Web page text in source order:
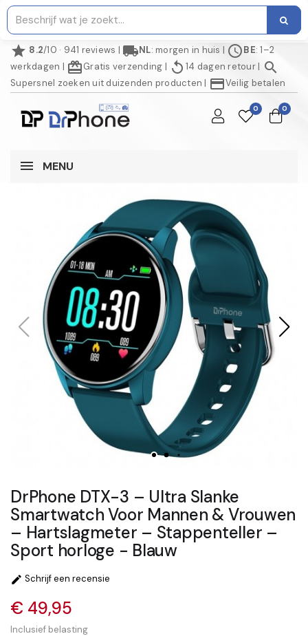
star 8.2/10 · 941 reviews | local_shippingNL: morgen in huis | scheduleBE: 1–2
werkdagen | redeemGratis verzending | replay 14 dagen retour| search
Supersnel zoeken uit duizenden producten | credit_cardVeilig betalen
0 0
MENU
DrPhone DTX-3 – Ultra Slanke
Smartwatch Voor Mannen & Vrouwen
– Hartslagmeter – Stappenteller –
Sport horloge - Blauw
 Schrijf een recensie
€ 49,95
Inclusief belasting